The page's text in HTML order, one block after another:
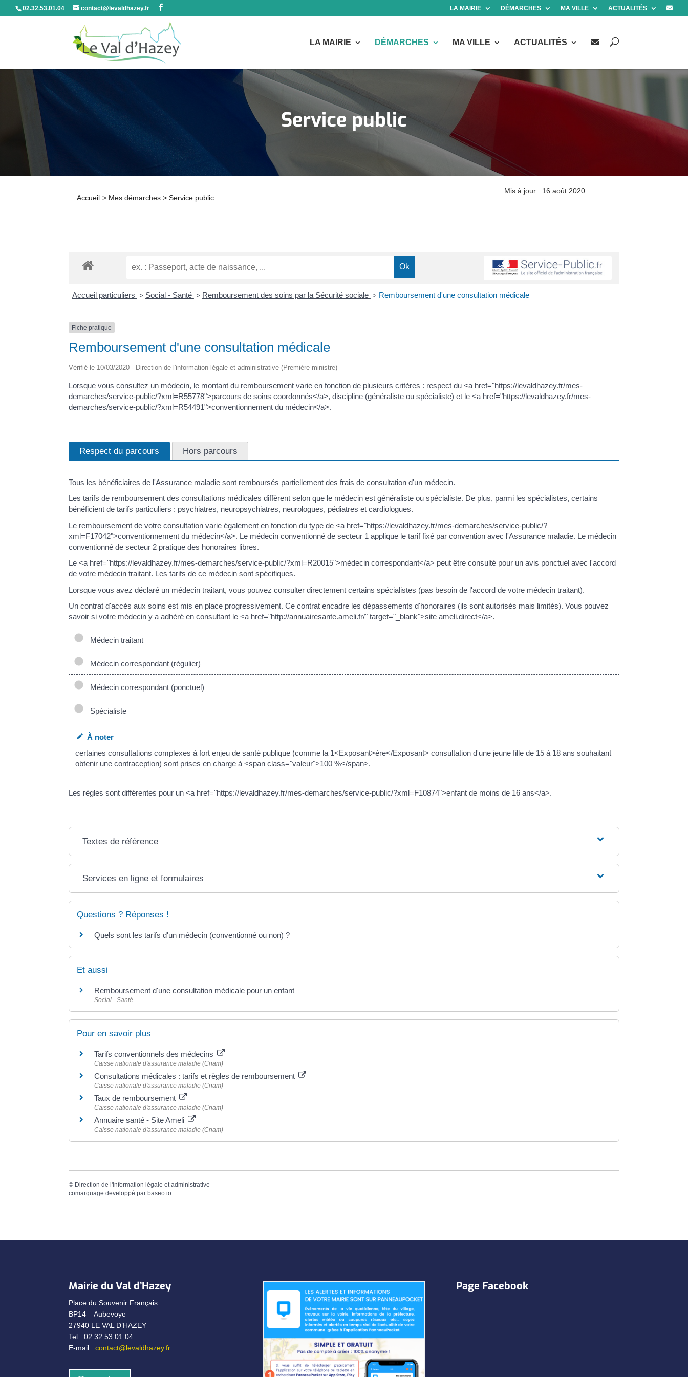
02.32.53.01.04 contact@levaldhazey.fr LA MAIRIE DÉMARCHES MA VILLE ACTUALITÉS
LA MAIRIE DÉMARCHES MA VILLE ACTUALITÉS
Service public
Accueil > Mes démarches > Service public
Mis à jour : 16 août 2020
Accueil particuliers > Social - Santé > Remboursement des soins par la Sécurité sociale > Remboursement d'une consultation médicale
Fiche pratique
Remboursement d'une consultation médicale
Vérifié le 10/03/2020 - Direction de l'information légale et administrative (Première ministre)
Lorsque vous consultez un médecin, le montant du remboursement varie en fonction de plusieurs critères : respect du <a href="https://levaldhazey.fr/mes-
demarches/service-public/?xml=R55778">parcours de soins coordonnés</a>, discipline (généraliste ou spécialiste) et le <a href="https://levaldhazey.fr/mes-
demarches/service-public/?xml=R54491">conventionnement du médecin</a>.
Respect du parcours Hors parcours
Tous les bénéficiaires de l'Assurance maladie sont remboursés partiellement des frais de consultation d'un médecin.
Les tarifs de remboursement des consultations médicales diffèrent selon que le médecin est généraliste ou spécialiste. De plus, parmi les spécialistes, certains
bénéficient de tarifs particuliers : psychiatres, neuropsychiatres, neurologues, pédiatres et cardiologues.
Le remboursement de votre consultation varie également en fonction du type de <a href="https://levaldhazey.fr/mes-demarches/service-public/?
xml=F17042">conventionnement du médecin</a>. Le médecin conventionné de secteur 1 applique le tarif fixé par convention avec l'Assurance maladie. Le médecin
conventionné de secteur 2 pratique des honoraires libres.
Le <a href="https://levaldhazey.fr/mes-demarches/service-public/?xml=R20015">médecin correspondant</a> peut être consulté pour un avis ponctuel avec l'accord
de votre médecin traitant. Les tarifs de ce médecin sont spécifiques.
Lorsque vous avez déclaré un médecin traitant, vous pouvez consulter directement certains spécialistes (pas besoin de l'accord de votre médecin traitant).
Un contrat d'accès aux soins est mis en place progressivement. Ce contrat encadre les dépassements d'honoraires (ils sont autorisés mais limités). Vous pouvez
savoir si votre médecin y a adhéré en consultant le <a href="http://annuairesante.ameli.fr/" target="_blank">site ameli.direct</a>.
Médecin traitant
Médecin correspondant (régulier)
Médecin correspondant (ponctuel)
Spécialiste
À noter
certaines consultations complexes à fort enjeu de santé publique (comme la 1<Exposant>ère</Exposant> consultation d'une jeune fille de 15 à 18 ans souhaitant
obtenir une contraception) sont prises en charge à <span class="valeur">100 %</span>.
Les règles sont différentes pour un <a href="https://levaldhazey.fr/mes-demarches/service-public/?xml=F10874">enfant de moins de 16 ans</a>.
Textes de référence
Services en ligne et formulaires
Questions ? Réponses !
Quels sont les tarifs d'un médecin (conventionné ou non) ?
Et aussi
Remboursement d'une consultation médicale pour un enfant
Social - Santé
Pour en savoir plus
Tarifs conventionnels des médecins
Caisse nationale d'assurance maladie (Cnam)
Consultations médicales : tarifs et règles de remboursement
Caisse nationale d'assurance maladie (Cnam)
Taux de remboursement
Caisse nationale d'assurance maladie (Cnam)
Annuaire santé - Site Ameli
Caisse nationale d'assurance maladie (Cnam)
© Direction de l'information légale et administrative
comarquage developpé parbaseo.io
Mairie du Val d’Hazey
Place du Souvenir Français
BP14 – Aubevoye
27940 LE VAL D’HAZEY
Tel : 02.32.53.01.04
E-mail :contact@levaldhazey.fr
Page Facebook